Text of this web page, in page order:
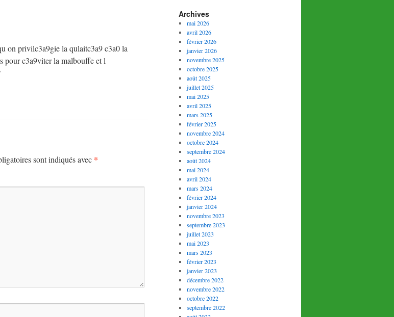
on privilc3a9gie la qulaitc3a9 c3a0 la
pour c3a9viter la malbouffe et l
sont indiqués avec *
Archives
mai 2026
avril 2026
février 2026
janvier 2026
novembre 2025
octobre 2025
août 2025
juillet 2025
mai 2025
avril 2025
mars 2025
février 2025
novembre 2024
octobre 2024
septembre 2024
août 2024
mai 2024
avril 2024
mars 2024
février 2024
janvier 2024
novembre 2023
septembre 2023
juillet 2023
mai 2023
mars 2023
février 2023
janvier 2023
décembre 2022
novembre 2022
octobre 2022
septembre 2022